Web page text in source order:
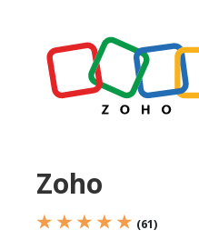
Zoho
★ ★ ★ ★ ★ (61)